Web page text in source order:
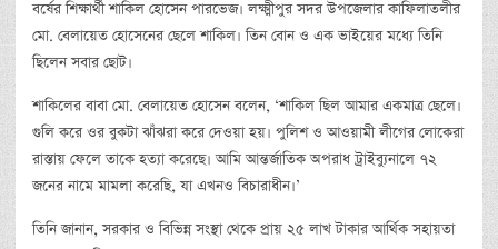
বর্ষের শিক্ষার্থী শাকিল হোসেন পারভেজ। লক্ষ্মীপুর সদর উপজেলার কাফিলাতলীর
মো. বেলায়েত হোসেনের ছেলে শাকিল। তিন বোন ও এক ভাইয়ের মধ্যে তিনি
ছিলেন সবার ছোট।
শাকিলের বাবা মো. বেলায়েত হোসেন বলেন, ‘শাকিল ছিল আমার একমাত্র ছেলে।
গুলি করে ওর বুকটা ঝাঁঝরা করে দেওয়া হয়। পুলিশ ও আওয়ামী লীগের লোকেরা
রাস্তায় ফেলে তাকে হত্যা করেছে। আমি আন্তর্জাতিক অপরাধ ট্রাইব্যুনালে ৭২
জনের নামে মামলা করেছি, যা এখনও বিচারাধীন।’
তিনি জানান, সরকার ও বিভিন্ন সংস্থা থেকে প্রায় ২৫ লাখ টাকার আর্থিক সহায়তা